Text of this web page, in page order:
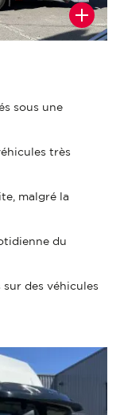
sous une
très
malgré la
du
sur des véhicules